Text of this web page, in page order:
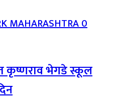
MAHARASHTRA0
कृष्णराव भेगडे स्कूल